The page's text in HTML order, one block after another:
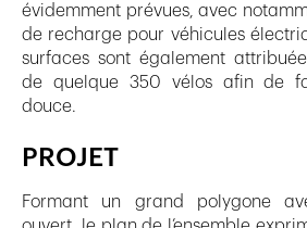
évidemment prévues, avec
de recharge pour véhicules
surfaces sont également
de quelque 350 vélos afin de
douce.
PROJET
Formant un grand polygone